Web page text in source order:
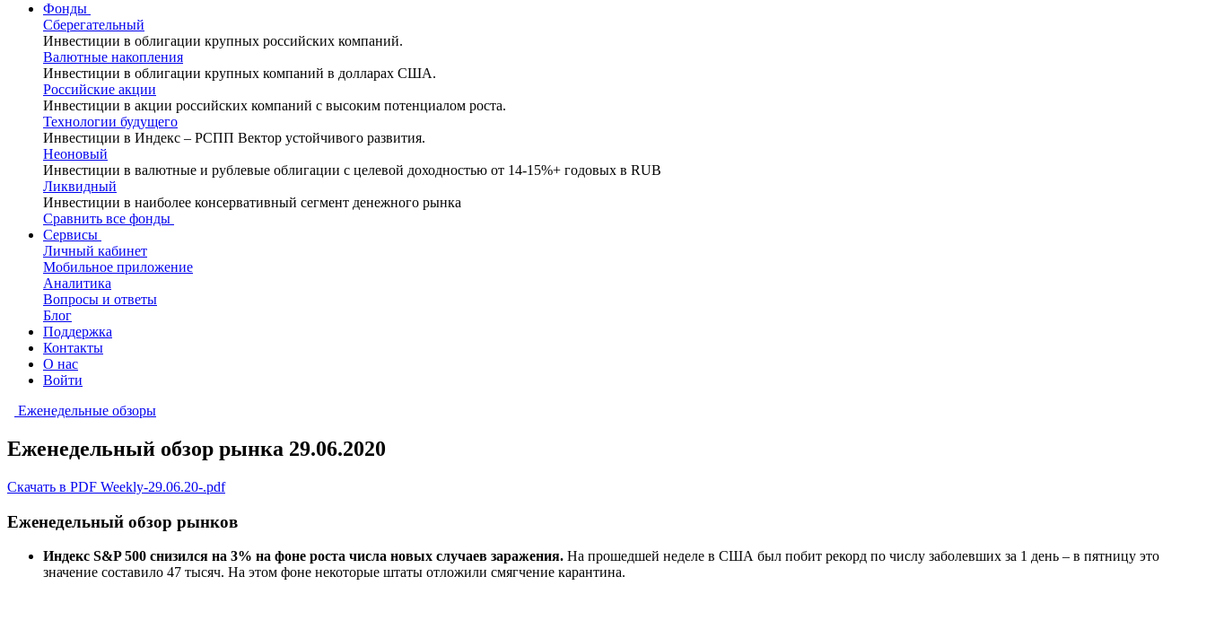
Фонды
Сберегательный
Инвестиции в облигации крупных российских компаний.
Валютные накопления
Инвестиции в облигации крупных компаний в долларах США.
Российские акции
Инвестиции в акции российских компаний с высоким потенциалом роста.
Технологии будущего
Инвестиции в Индекс – РСПП Вектор устойчивого развития.
Неоновый
Инвестиции в валютные и рублевые облигации с целевой доходностью от 14-15%+ годовых в RUB
Ликвидный
Инвестиции в наиболее консервативный сегмент денежного рынка
Сравнить все фонды
Сервисы
Личный кабинет
Мобильное приложение
Аналитика
Вопросы и ответы
Блог
Поддержка
Контакты
О нас
Войти
Еженедельные обзоры
Еженедельный обзор рынка 29.06.2020
Скачать в PDF Weekly-29.06.20-.pdf
Еженедельный обзор рынков
Индекс S&P 500 снизился на 3% на фоне роста числа новых случаев заражения. На прошедшей неделе в США был побит рекорд по числу заболевших за 1 день – в пятницу это
значение составило 47 тысяч. На этом фоне некоторые штаты отложили смягчение карантина.